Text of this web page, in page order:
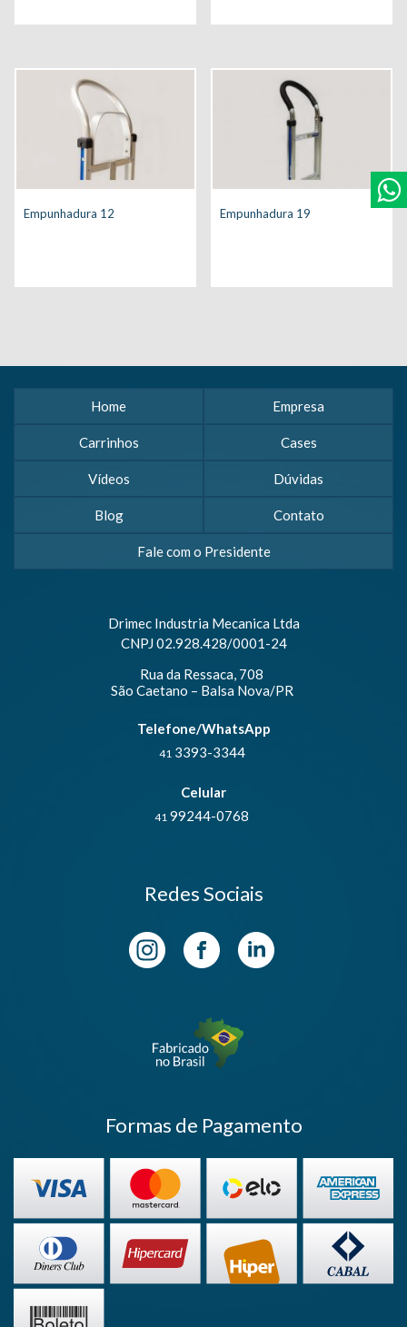
Empunhadura 12 Empunhadura 19
Home Empresa
Carrinhos Cases
Vídeos Dúvidas
Blog Contato
Fale com o Presidente
Drimec Industria Mecanica Ltda
CNPJ 02.928.428/0001-24
Rua da Ressaca, 708
São Caetano – Balsa Nova/PR
Telefone/WhatsApp
41 3393-3344
Celular
41 99244-0768
Redes Sociais
Formas de Pagamento